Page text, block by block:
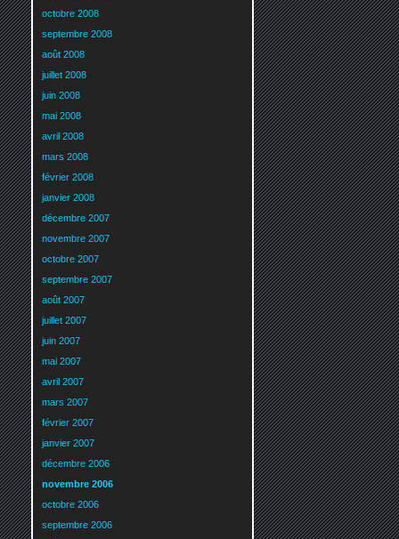
octobre 2008
septembre 2008
août 2008
juillet 2008
juin 2008
mai 2008
avril 2008
mars 2008
février 2008
janvier 2008
décembre 2007
novembre 2007
octobre 2007
septembre 2007
août 2007
juillet 2007
juin 2007
mai 2007
avril 2007
mars 2007
février 2007
janvier 2007
décembre 2006
novembre 2006
octobre 2006
septembre 2006